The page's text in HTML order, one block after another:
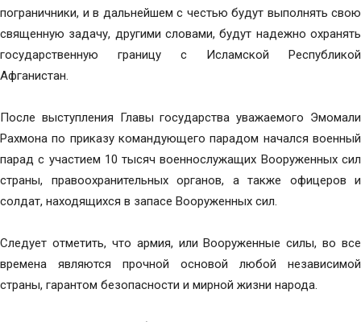
пограничники, и в дальнейшем с честью будут выполнять свою
священную задачу, другими словами, будут надежно охранять
государственную границу с Исламской Республикой
Афганистан.
После выступления Главы государства уважаемого Эмомали
Рахмона по приказу командующего парадом начался военный
парад с участием 10 тысяч военнослужащих Вооруженных сил
страны, правоохранительных органов, а также офицеров и
солдат, находящихся в запасе Вооруженных сил.
Следует отметить, что армия, или Вооруженные силы, во все
времена являются прочной основой любой независимой
страны, гарантом безопасности и мирной жизни народа.